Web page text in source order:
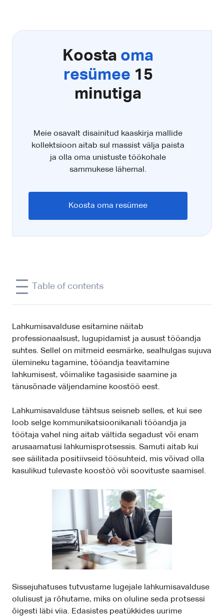
Koosta oma
resümee 15
minutiga
Meie osavalt disainitud kaaskirja mallide
kollektsioon aitab sul massist välja paista
ja olla oma unistuste töökohale
sammukese lähemal.
Koosta oma resümee
Table of contents
Lahkumisavalduse esitamine näitab
professionaalsust, lugupidamist ja ausust tööandja
suhtes. Sellel on mitmeid eesmärke, sealhulgas sujuva
ülemineku tagamine, tööandja teavitamine
lahkumisest, võimalike tagasiside saamine ja
tänusõnade väljendamine koostöö eest.
Lahkumisavalduse tähtsus seisneb selles, et kui see
loob selge kommunikatsioonikanali tööandja ja
töötaja vahel ning aitab vältida segadust või enam
arusaamatusi lahkumisprotsessis. Samuti aitab kui
see säilitada positiivseid töösuhteid, mis võivad olla
kasulikud tulevaste koostöö või soovituste saamisel.
Sissejuhatuses tutvustame lugejale lahkumisavalduse
olulisust ja rõhutame, miks on oluline seda protsessi
õigesti läbi viia. Edasistes peatükkides uurime